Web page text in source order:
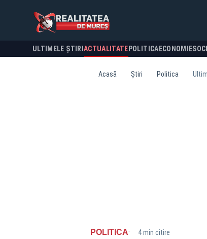
ULTIMELE ȘTIRI ACTUALITATE POLITICA ECONOMIE
Acasă Știri Politica
POLITICA· 4 min citire